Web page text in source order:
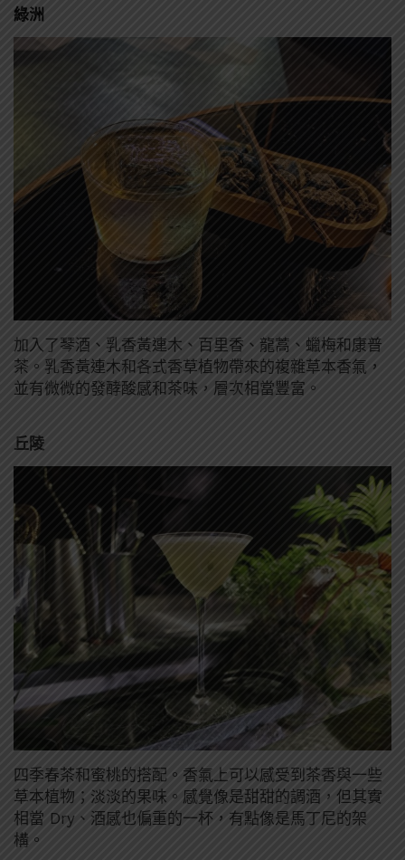
綠洲
加入了琴酒、乳香黃連木、百里香、龍蒿、蠟梅和康普
茶。乳香黃連木和各式香草植物帶來的複雜草本香氣，
並有微微的發酵酸感和茶味，層次相當豐富。
丘陵
四季春茶和蜜桃的搭配。香氣上可以感受到茶香與一些
草本植物；淡淡的果味。感覺像是甜甜的調酒，但其實
相當 Dry、酒感也偏重的一杯，有點像是馬丁尼的架
構。